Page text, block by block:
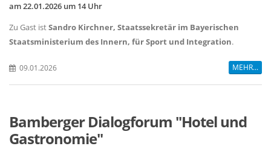
am 22.01.2026 um 14 Uhr
Zu Gast istSandro Kirchner, Staatssekretär im Bayerischen
Staatsministerium des Innern, für Sport und Integration.
09.01.2026 MEHR...
Bamberger Dialogforum "Hotel und
Gastronomie"